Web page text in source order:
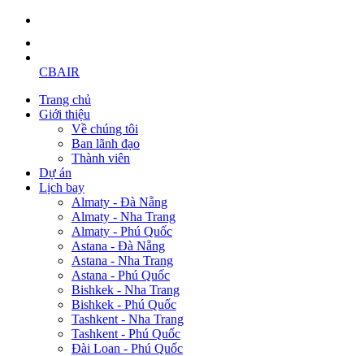
CBAIR
Trang chủ
Giới thiệu
Về chúng tôi
Ban lãnh đạo
Thành viên
Dự án
Lịch bay
Almaty - Đà Nẵng
Almaty - Nha Trang
Almaty - Phú Quốc
Astana - Đà Nẵng
Astana - Nha Trang
Astana - Phú Quốc
Bishkek - Nha Trang
Bishkek - Phú Quốc
Tashkent - Nha Trang
Tashkent - Phú Quốc
Đài Loan - Phú Quốc